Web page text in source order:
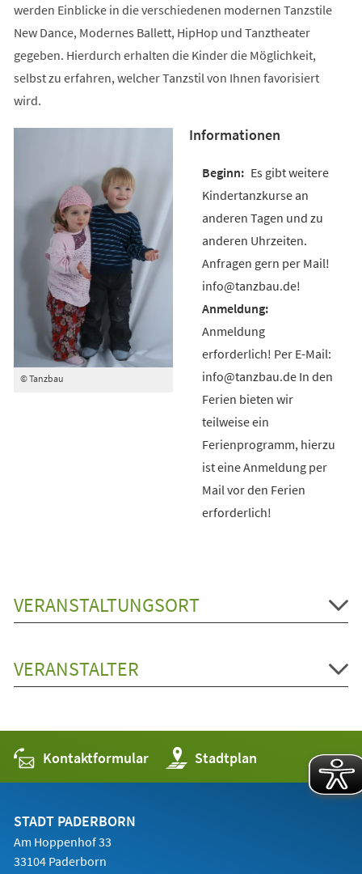
werden Einblicke in die verschiedenen modernen Tanzstile
New Dance, Modernes Ballett, HipHop und Tanztheater
gegeben. Hierdurch erhalten die Kinder die Möglichkeit,
selbst zu erfahren, welcher Tanzstil von Ihnen favorisiert
wird.
© Tanzbau
Informationen
Es gibt weitere
Kindertanzkurse an
anderen Tagen und zu
anderen Uhrzeiten.
Anfragen gern per Mail!
info@tanzbau.de!
Anmeldung
erforderlich! Per E-Mail:
info@tanzbau.de In den
Ferien bieten wir
teilweise ein
Ferienprogramm, hierzu
ist eine Anmeldung per
Mail vor den Ferien
erforderlich!
VERANSTALTUNGSORT
VERANSTALTER
Kontaktformular Stadtplan
(Öffnet
in
einem
STADT PADERBORN
Am Hoppenhof 33
33104 Paderborn